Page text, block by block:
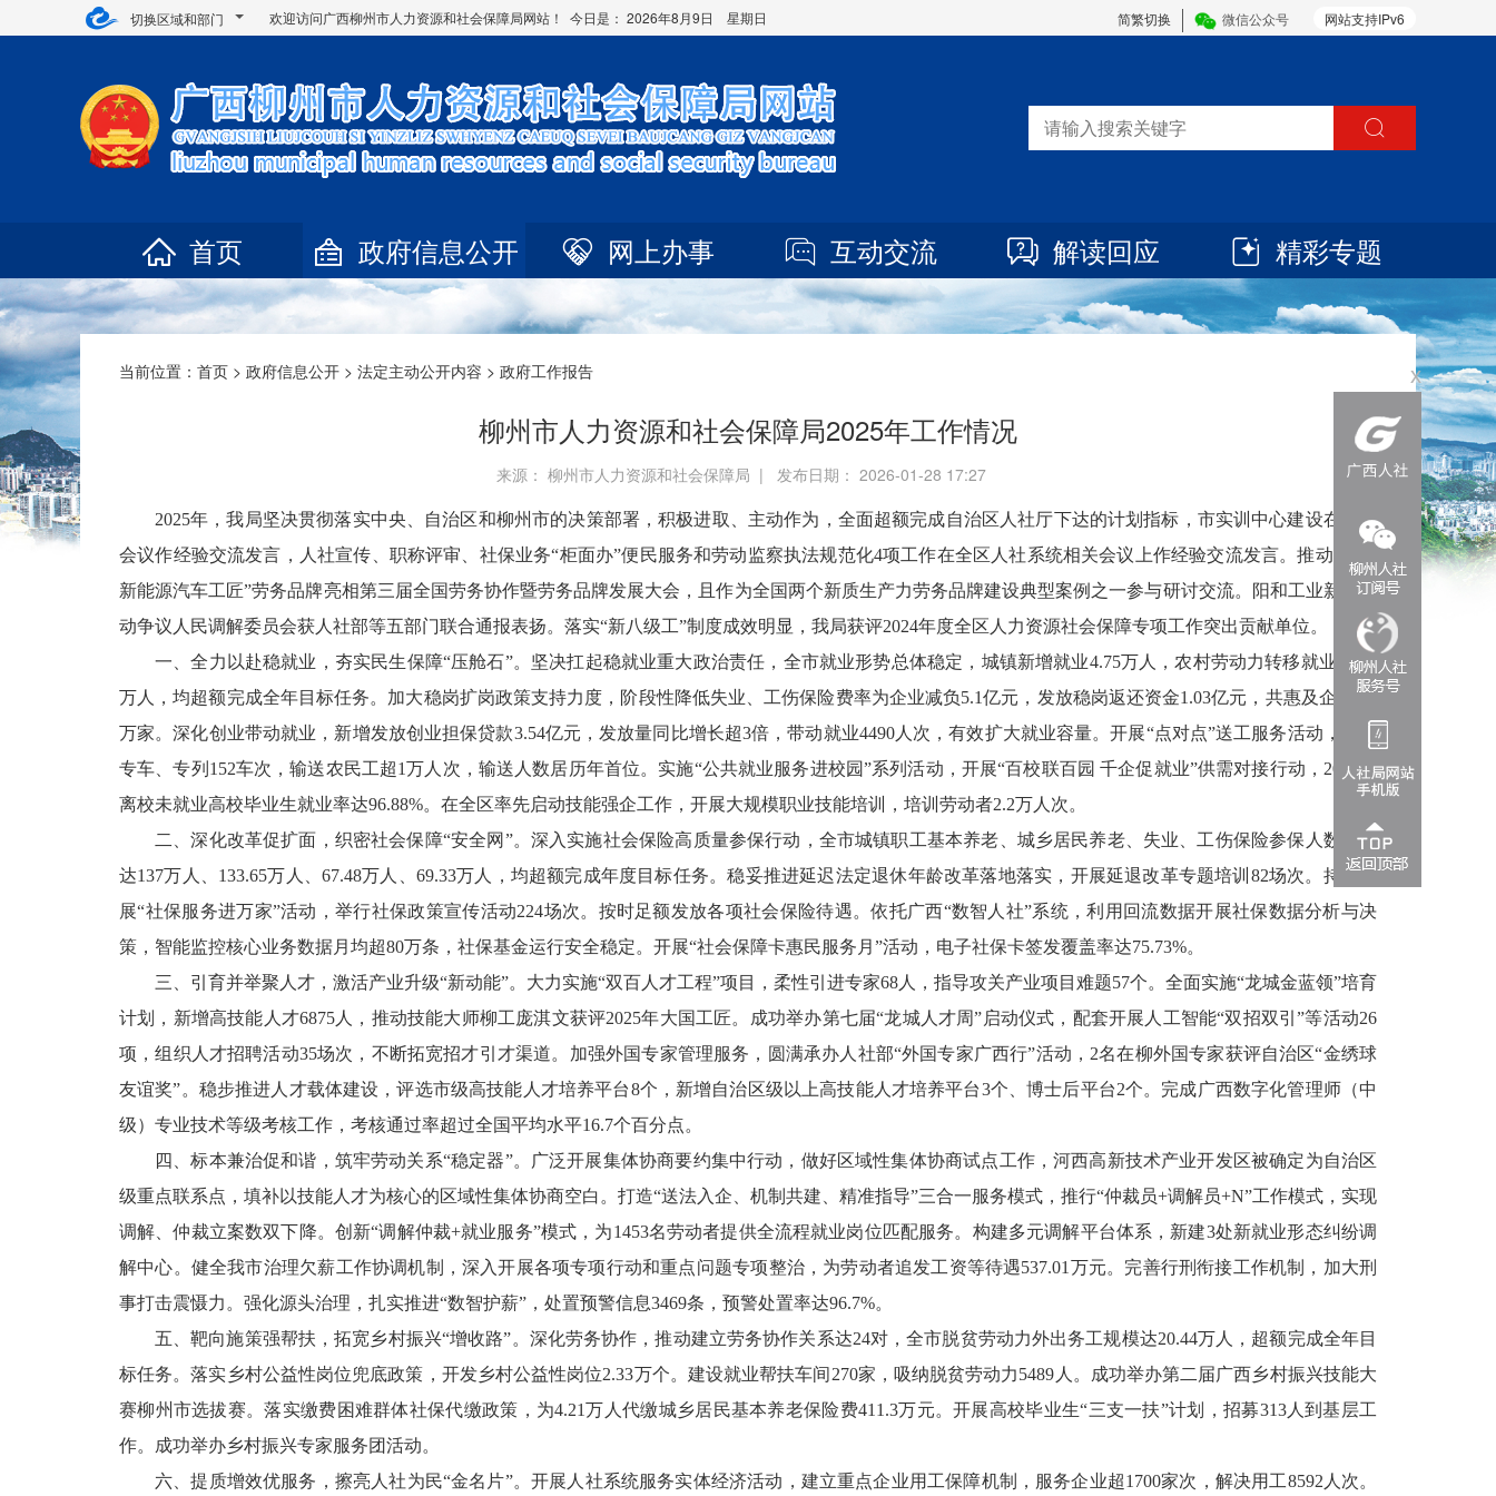
切换区域和部门 网站支持IPv6
简繁切换 微信公众号
欢迎访问广西柳州市人力资源和社会保障局网站！ 今日是： 2026年8月9日 星期日
首页 政府信息公开 网上办事 互动交流 解读回应 精彩专题
x
当前位置： 首页 > 政府信息公开 > 法定主动公开内容 > 政府工作报告
柳州市人力资源和社会保障局2025年工作情况
来源： 柳州市人力资源和社会保障局 | 发布日期： 2026-01-28 17:27
2025年，我局坚决贯彻落实中央、自治区和柳州市的决策部署 ，积极进取 、主动作为 ， 全面超额完成自治区人社厅下达的计划指标，市实训中心建设在全国
会议作经验交流发言，人社宣传、职称评审、社保业务“柜面办”便民服务和劳动监察执法规范化4项工作在全区人社系统相关会议上作经验交流发言。推动
新能源汽车工匠”劳务品牌亮相第三届全国劳务协作暨劳务品牌发展大会，且作为全国两个新质生产力劳务品牌建设典型案例之一参与研讨交流。
阳和工业新区劳
动争议人民调解委员会获人社部等五部门联合通报表扬。 落实“新八级工”制度成效明显，我局获评2024年度全区人力资源社会保障专项工作突出贡献单位。
一、全力以赴稳就业，夯实民生保障“压舱石”。 坚决扛起稳就业重大政治责任，全市就业形势总体稳定，城镇新增就业4.75万人，农村劳动力转移就业
61.51
万人，均超额完成全年目标任务。加大稳岗扩岗政策支持力度，阶段性降低失业、工伤保险费率为企业减负5.1亿元，发放稳岗返还资金1.03亿元，共惠及企业
3.2
万家。深化创业带动就业，新增发放创业担保贷款3.54亿元 ， 发放量同比增长超3倍，带动就业4490人次，有效扩大就业容量。开展“点对点”送工服务活动，组织
专车、专列 152车次，输送农民工超1万人次，输送人数居历年首位。实施“公共就业服务进校园”系列活动，开展“百校联百园 千企促就业”供需对接行动， 2025届
离校未就业高校毕业生就业率达96.88%。 在全区率先启动技能强企工作，开展大规模职业技能培训，培训劳动者2.2万人次。
二、深化改革促扩面，织密社会保障“安全网 ”。 深入实施社会保险高质量参保行动，全市城镇职工基本养老、城乡居民养老、失业、工伤保险参保 人数
分别
达137万人、 133.65万人、 67.48万人、 69.33万人， 均超额完成年度目标任务。稳妥推进延迟法定退休年龄改革落地落实，开展延退改革专题培训 82场次。持续开
展“社保服务进万家”活动，举行社保政策宣传活动224场次。 按时足额发放各项社会保险待遇。依托广西“数智人社”系统，利用回流数据开展社保数据分析与决
策，智能监控核心业务数据月均超80万条，社保基金运行安全稳定。 开展“社会保障卡惠民服务月 ”活动，电子社保卡签发覆盖率达75.73%。
三、 引育并举聚人才，激活产业升级“新动能”。 大力实施“双百人才工程”项目，柔性引进专家68 人，指导攻关产业项目难题57个。全面实施“龙城金蓝领”培育
计划，新增高技能人才6875 人，推动技能大师柳工庞淇文获评2025年大国工匠。成功举办第七届“龙城人才周” 启动仪式，配套开展人工智能“双招双引”等活动26
项，组织人才招聘活动35场次， 不断拓宽招才引才渠道。加强外国专家管理服务，圆满承办人社部“外国专家广西行”活动， 2名在柳外国专家获评自治区“金绣球
友谊奖”。稳步推进人才载体建设，评选市级高技能人才培养平台8个，新增自治区级以上高技能人才培养平台3个、博士后平台2个。 完成广西数字化管理师（中
级）专业技术等级考核工作，考核通过率超过全国平均水平16.7个百分点。
四、标本兼治促和谐，筑牢劳动关系“稳定器”。
广泛开展集体协商要约集中行动，做好区域性集体协商试点工作，河西高新技术产业开发区被确定为自治区
级重点联系点，填补以技能人才为核心的区域性集体协商空白。打造“送法入企、机制共建、精准指导”三合一服务模式， 推行“仲裁员+调解员+N”工作模式， 实现
调解、仲裁立案数双下降。创新“调解仲裁+就业服务”模式，为1453名劳动者提供全流程就业岗位匹配服务。 构建多元调解平台体系，新建3处新就业形态纠纷调
解中心。 健全我市治理欠薪工作协调机制，深入开展各项专项行动和重点问题专项整治，为劳动者追发工资等待遇537.01 万元。完善行刑衔接工作机制，加大刑
事打击震慑力。强化源头治理，扎实推进“数智护薪” ，处置预警信息3469条，预警处置率达96.7%。
五、靶向施策强帮扶，拓宽乡村振兴“增收路”。 深化劳务协作，推动建立劳务协作关系达24对，全市脱贫劳动力外出务工规模达20.44万人，超额完成全年目
标任务。落实乡村公益性岗位兜底政策，开发乡村公益性岗位2.33万个。 建设就业帮扶车间 270家，吸纳脱贫劳动力5489 人。成功举办第二届广西乡村振兴技能大
赛柳州市选拔赛。落实缴费困难群体社保代缴政策，为4.21万人代缴城乡居民基本养老保险费411.3万元。开展高校毕业生“三支一扶”计划，招募313人到基层工
作。成功举办乡村振兴专家服务团活动。
六、提质增效优服务，擦亮人社为民“金名片”。开展人社系统服务实体经济活动， 建立重点企业用工保障机制，服务企业超1700家次 ，解决用工8592 人次。